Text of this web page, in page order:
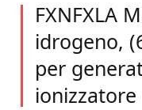
FXNFXLA
idrogeno,
per
ionizzatore